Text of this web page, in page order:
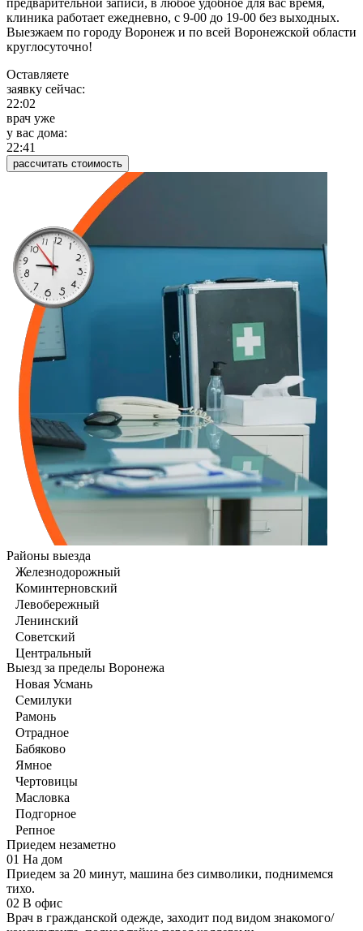
предварительной записи, в любое удобное для вас время,
клиника работает ежедневно, с 9-00 до 19-00 без выходных.
Выезжаем по городу Воронеж и по всей Воронежской области
круглосуточно!
Оставляете
заявку сейчас:
22:02
врач уже
у вас дома:
22:41
рассчитать стоимость
Районы выезда
Железнодорожный
Коминтерновский
Левобережный
Ленинский
Советский
Центральный
Выезд за пределы Воронежа
Новая Усмань
Семилуки
Рамонь
Отрадное
Бабяково
Ямное
Чертовицы
Масловка
Подгорное
Репное
Приедем незаметно
01 На дом
Приедем за 20 минут, машина без символики, поднимемся
тихо.
02 В офис
Врач в гражданской одежде, заходит под видом знакомого/